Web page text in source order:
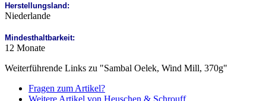
Herstellungsland:
Niederlande
Mindesthaltbarkeit:
12 Monate
Weiterführende Links zu "Sambal Oelek, Wind Mill, 370g"
Fragen zum Artikel?
Weitere Artikel von Heuschen & Schrouff